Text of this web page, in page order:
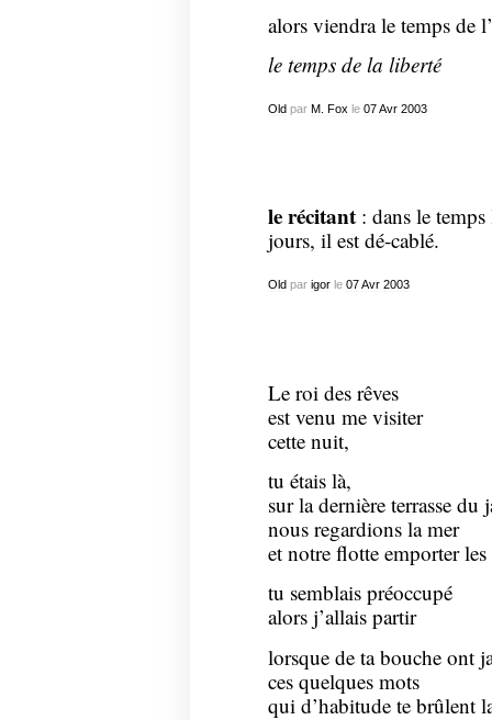
alors viendra le temps de
le temps de la liberté
Oldpar M. Fox le 07 Avr 2003
le récitant: dans le temps
jours, il est dé-cablé.
Oldpar igorle 07 Avr 2003
Le roi des rêves
est venu me visiter
cette nuit,
tu étais là,
sur la dernière terrasse du
nous regardions la mer
et notre flotte emporter
tu semblais préoccupé
alors j’allais partir
lorsque de ta bouche ont
ces quelques mots
qui d’habitude te brûlent